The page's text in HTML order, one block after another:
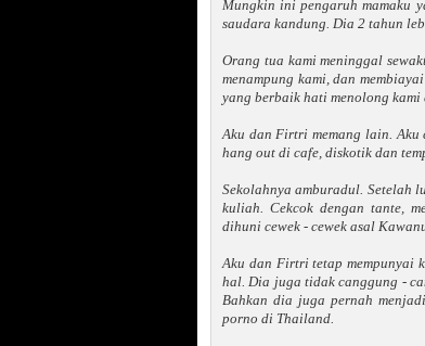
Mungkin ini pengaruh mamaku
saudara kandung. Dia 2 tahun
Orang tua kami meninggal
menampung kami, dan
yang berbaik hati menolong kami
Aku dan Firtri memang lain. Aku
hang out di cafe, diskotik dan
Sekolahnya amburadul. Setelah
kuliah. Cekcok dengan tante,
dihuni cewek - cewek asal
Aku dan Firtri tetap mempunyai
hal. Dia juga tidak canggung -
Bahkan dia juga pernah
porno di Thailand.